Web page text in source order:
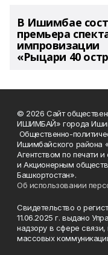
В Ишимбае
премьера
импровизации
«Рыцари 40
© 2026 Сайт
ИШИМБАЙ» города
Общественно-
Ишимбайского
Агентством по печати
и Акционерным
Башкортостан».
Об использовании
Свидетельство о
11.06.2025 г. выдано
надзору в сфере
массовых